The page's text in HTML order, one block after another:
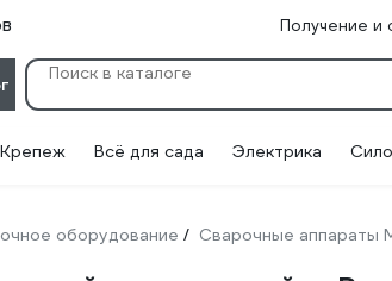
Получение и
Крепеж Всё для сада Электрика
оборудование / Сварочные аппараты